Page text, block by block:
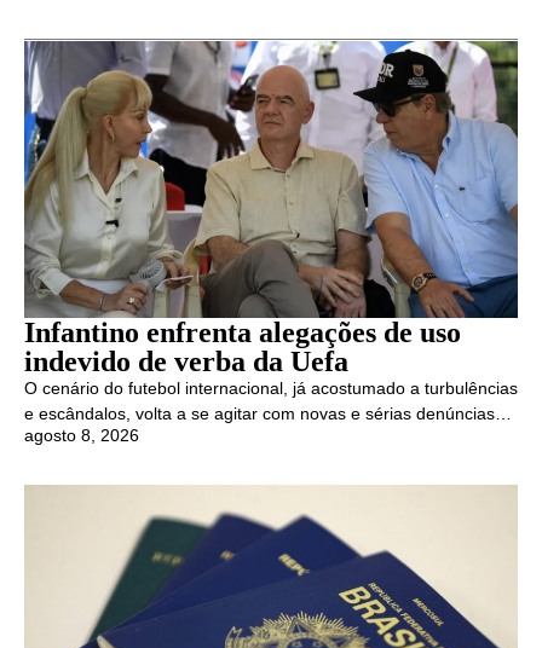
Infantino enfrenta alegações de uso
indevido de verba da Uefa
O cenário do futebol internacional, já acostumado a turbulências
e escândalos, volta a se agitar com novas e sérias denúncias…
agosto 8, 2026